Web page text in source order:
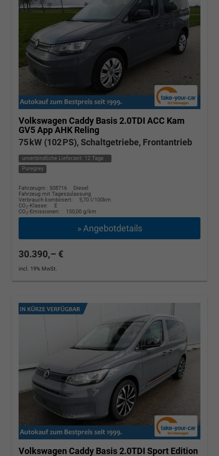
Volkswagen Caddy Basis 2.0TDI ACC Kam
GV5 App AHK Reling
75 kW (102 PS), Schaltgetriebe, Frontantrieb
unverbindliche Lieferzeit: 12 Tage
Puregrey
Fahrzeugnr.: 508716
Diesel
Fahrzeug mit Tageszulassung
Verbrauch kombiniert:
5,70 l/100km
CO2-Klasse:
E
CO2-Emissionen: 150,00 g/km
» Angebotdetails
30.390,– €
incl. 19% MwSt.
Volkswagen Caddy Basis 2.0TDI Sport Edition